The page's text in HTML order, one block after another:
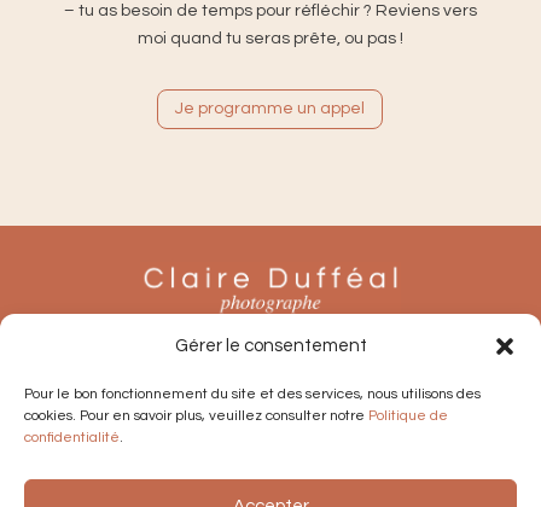
Gérer le consentement
Pour le bon fonctionnement du site et des services, nous utilisons des
cookies. Pour en savoir plus, veuillez consulter notre Politique de
confidentialité.
– tu as besoin de temps pour réfléchir ? Reviens vers
moi quand tu seras prête, ou pas !
Je programme un appel